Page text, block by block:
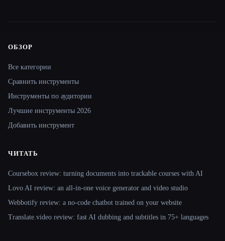
Site navigation
ОБЗОР
Все категории
Сравнить инструменты
Инструменты по аудитории
Лучшие инструменты 2026
Добавить инструмент
ЧИТАТЬ
Coursebox review: turning documents into trackable courses with AI
Lovo AI review: an all-in-one voice generator and video studio
Webbotify review: a no-code chatbot trained on your website
Translate.video review: fast AI dubbing and subtitles in 75+ languages